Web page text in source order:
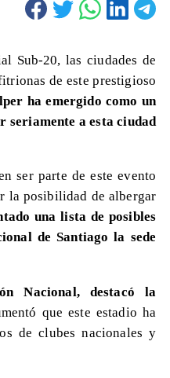
Sub-20, las ciudades de
de este prestigioso
ha emergido como un
seriamente a esta ciudad
ser parte de este evento
la posibilidad de albergar
una lista de posibles
de Santiago la sede
Nacional, destacó la
que este estadio ha
de clubes nacionales y